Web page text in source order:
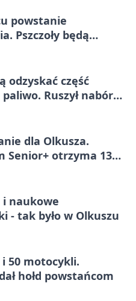
powstanie
Pszczoły będą
odzyskać część
Ruszył nabór
dla Olkusza.
Senior+ otrzyma 134
i naukowe
- tak było w Olkuszu
50 motocykli.
hołd powstańcom